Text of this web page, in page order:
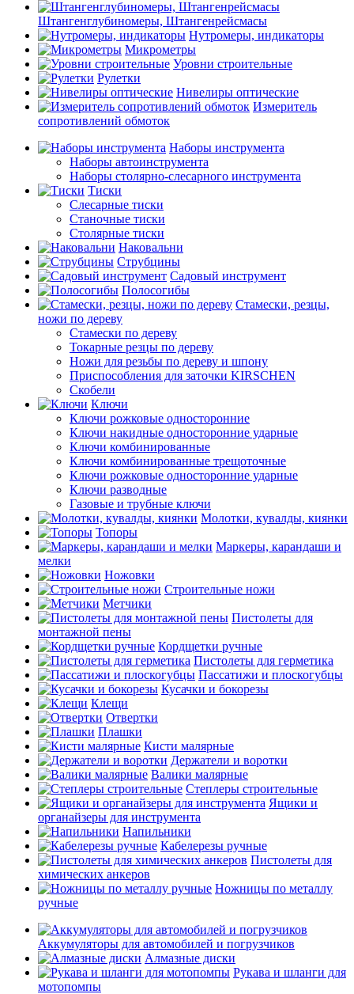
Штангенглубиномеры, Штангенрейсмасы
Нутромеры, индикаторы
Микрометры
Уровни строительные
Рулетки
Нивелиры оптические
Измеритель
сопротивлений обмоток
Наборы инструмента
Наборы автоинструмента
Наборы столярно-слесарного инструмента
Тиски
Слесарные тиски
Станочные тиски
Столярные тиски
Наковальни
Струбцины
Садовый инструмент
Полосогибы
Стамески, резцы,
ножи по дереву
Стамески по дереву
Токарные резцы по дереву
Ножи для резьбы по дереву и шпону
Приспособления для заточки KIRSCHEN
Скобели
Ключи
Ключи рожковые односторонние
Ключи накидные односторонние ударные
Ключи комбинированные
Ключи комбинированные трещоточные
Ключи рожковые односторонние ударные
Ключи разводные
Газовые и трубные ключи
Молотки, кувалды, киянки
Топоры
Маркеры, карандаши и
мелки
Ножовки
Строительные ножи
Метчики
Пистолеты для
монтажной пены
Кордщетки ручные
Пистолеты для герметика
Пассатижи и плоскогубцы
Кусачки и бокорезы
Клещи
Отвертки
Плашки
Кисти малярные
Держатели и воротки
Валики малярные
Степлеры строительные
Ящики и
органайзеры для инструмента
Напильники
Кабелерезы ручные
Пистолеты для
химических анкеров
Ножницы по металлу
ручные
Аккумуляторы для автомобилей и погрузчиков
Алмазные диски
Рукава и шланги для
мотопомпы